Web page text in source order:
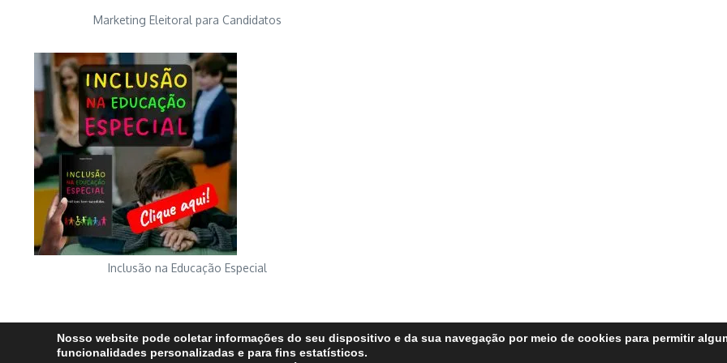
Marketing Eleitoral para Candidatos
Inclusão na Educação Especial
Nosso website pode coletar informações do seu dispositivo e da sua navegação por meio de cookies para permitir
funcionalidades personalizadas e para fins estatísticos.